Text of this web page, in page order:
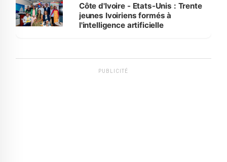
Côte d'Ivoire - Etats-Unis : Trente
jeunes Ivoiriens formés à
l'intelligence artificielle
PUBLICITÉ